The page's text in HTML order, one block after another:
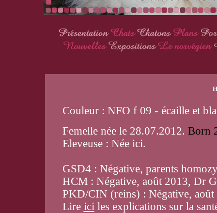
Couleur : NFO f 09 - écaille et
Femelle née le 28.07.2012. Born
Eleveuse : Née ici.
GSD4 : Négative, parents
HCM : Négative, août 2013, Dr
PKD/CIN (reins) : Négative,
Lire iciles explications sur la